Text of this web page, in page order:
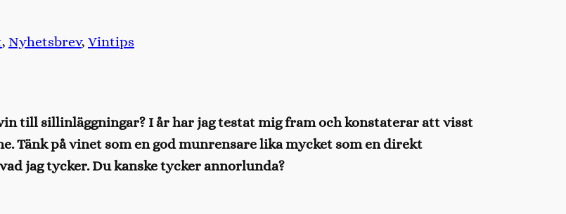
, Nyhetsbrev, Vintips
till sillinläggningar? I år har jag testat mig fram och konstaterar att visst
Tänk på vinet som en god munrensare lika mycket som en direkt
jag tycker. Du kanske tycker annorlunda?